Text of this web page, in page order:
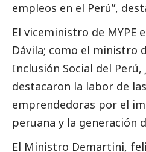
empleos en el Perú”,
El viceministro de MYPE
Dávila; como el ministro
Inclusión Social del Perú,
destacaron la labor de
emprendedoras por el
peruana y la generación
El Ministro Demartini,